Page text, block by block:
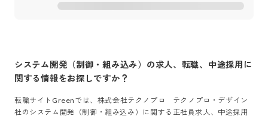
システム開発（制御・組み込み） の求人、転職、中途採用に
関する情報をお探しですか？
転職サイトGreenでは、 株式会社テクノプロ テクノプロ・デザイン
社の システム開発（制御・組み込み）
に関する正社員求人、中途採用